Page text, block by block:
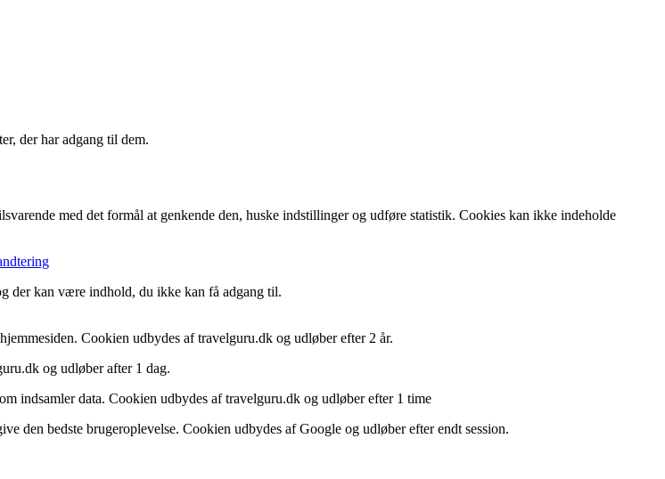
der har adgang til dem.
med det formål at genkende den, huske indstillinger og udføre statistik. Cookies kan ikke indeholde
der kan være indhold, du ikke kan få adgang til.
Cookien udbydes af travelguru.dk og udløber efter 2 år.
og udløber after 1 dag.
indsamler data. Cookien udbydes af travelguru.dk og udløber efter 1 time
den bedste brugeroplevelse. Cookien udbydes af Google og udløber efter endt session.